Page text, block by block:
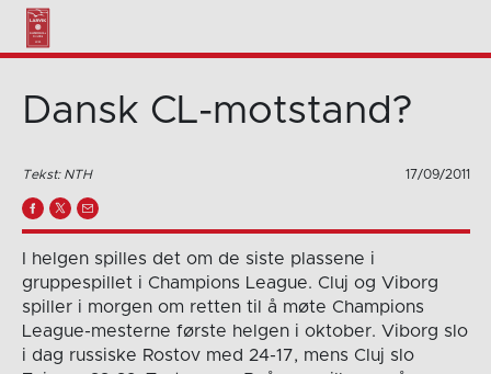
Dansk CL-motstand?
Tekst: NTH 17/09/2011
I helgen spilles det om de siste plassene i
gruppespillet i Champions League. Cluj og Viborg
spiller i morgen om retten til å møte Champions
League-mesterne første helgen i oktober. Viborg slo
i dag russiske Rostov med 24-17, mens Cluj slo